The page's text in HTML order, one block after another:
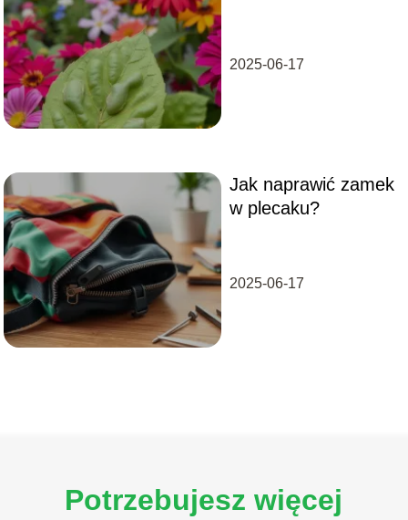
2025-06-17
Jak naprawić zamek
w plecaku?
2025-06-17
Potrzebujesz więcej